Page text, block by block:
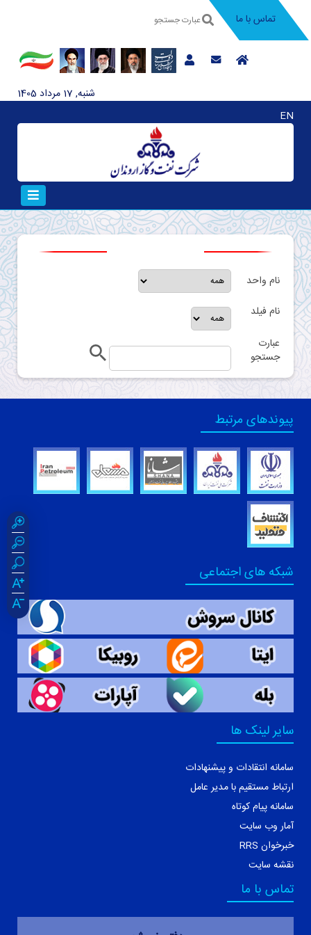
تماس با ما
شنبه, 17 مرداد 1405
EN
نام واحد
نام فيلد
عبارت
جستجو
پیوندهای مرتبط
شبکه های اجتماعی
سایر لینک ها
سامانه انتقادات و پیشنهادات
ارتباط مستقیم با مدیر عامل
سامانه پیام کوتاه
آمار وب سایت
خبرخوان RRS
نقشه سایت
تماس با ما